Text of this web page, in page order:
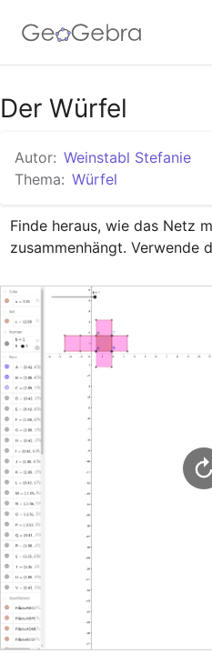
Google Classroom
GeoGebra Classroom
Der Würfel
Autor: Weinstabl Stefanie
Thema: Würfel
Finde heraus, wie das Netz
zusammenhängt. Verwende